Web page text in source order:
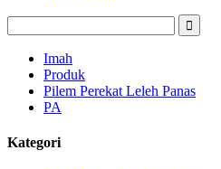
Imah
Produk
Pilem Perekat Leleh Panas
PA
Kategori